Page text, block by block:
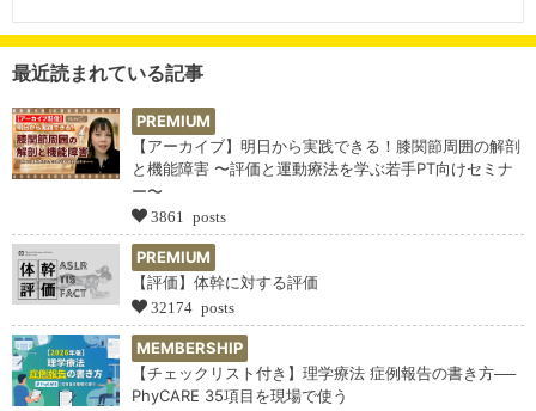
最近読まれている記事
PREMIUM
【アーカイブ】明日から実践できる！膝関節周囲の解剖
と機能障害 〜評価と運動療法を学ぶ若手PT向けセミナ
ー〜
3861 posts
PREMIUM
【評価】体幹に対する評価
32174 posts
MEMBERSHIP
【チェックリスト付き】理学療法 症例報告の書き方──
PhyCARE 35項目を現場で使う